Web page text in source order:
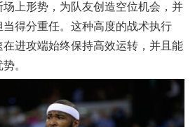
上形势，为队友创造空位机会，并
当得分重任。这种高度的战术执行
进攻端始终保持高效运转，并且能
。